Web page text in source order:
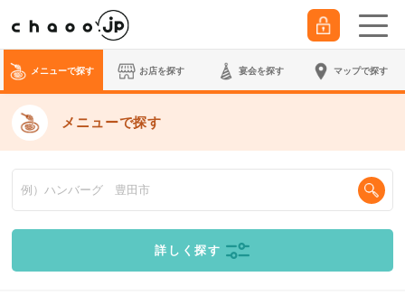
メニューで探す お店を探す 宴会を探す マップで探す
メニューで探す
詳しく探す